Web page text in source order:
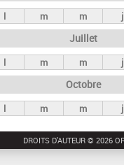
l m m j
Juillet
l m m j
Octobre
l m m j
DROITS D'AUTEUR © 2026